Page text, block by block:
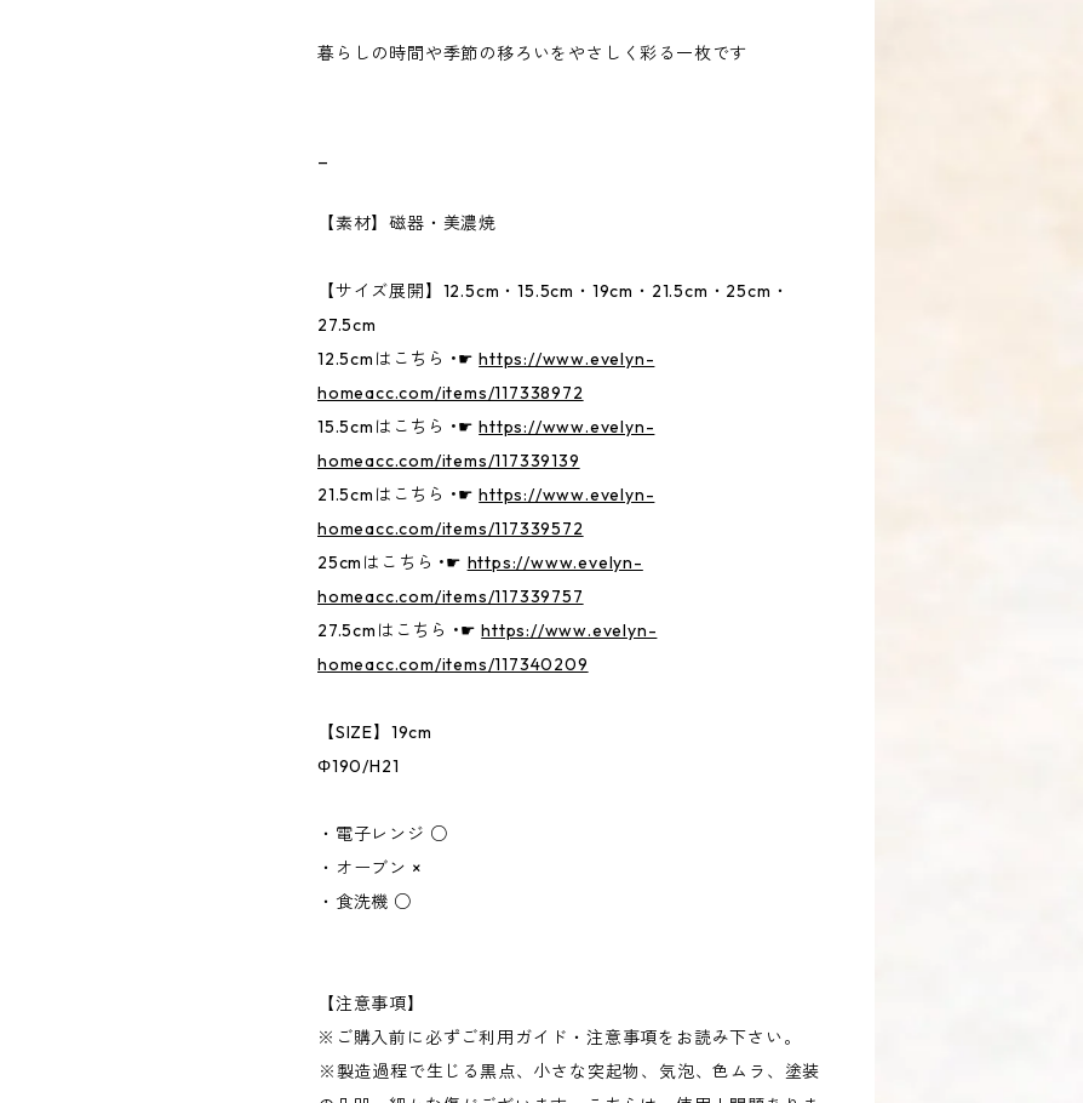
暮らしの時間や季節の移ろいをやさしく彩る一枚です
【素材】磁器・美濃焼
【サイズ展開】12.5cm・15.5cm・19cm・21.5cm・25cm・
27.5cm
12.5cmはこちら •☛https://www.evelyn-
homeacc.com/items/117338972
15.5cmはこちら •☛https://www.evelyn-
homeacc.com/items/117339139
21.5cmはこちら •☛https://www.evelyn-
homeacc.com/items/117339572
25cmはこちら •☛ https://www.evelyn-
homeacc.com/items/117339757
27.5cmはこちら •☛https://www.evelyn-
homeacc.com/items/117340209
【SIZE】19cm
Φ190/H21
・電子レンジ ○
・オーブン ×
・食洗機 ○
【注意事項】
※ご購入前に必ずご利用ガイド・注意事項をお読み下さい。
︎※製造過程で生じる黒点、小さな突起物、気泡、色ムラ、塗装